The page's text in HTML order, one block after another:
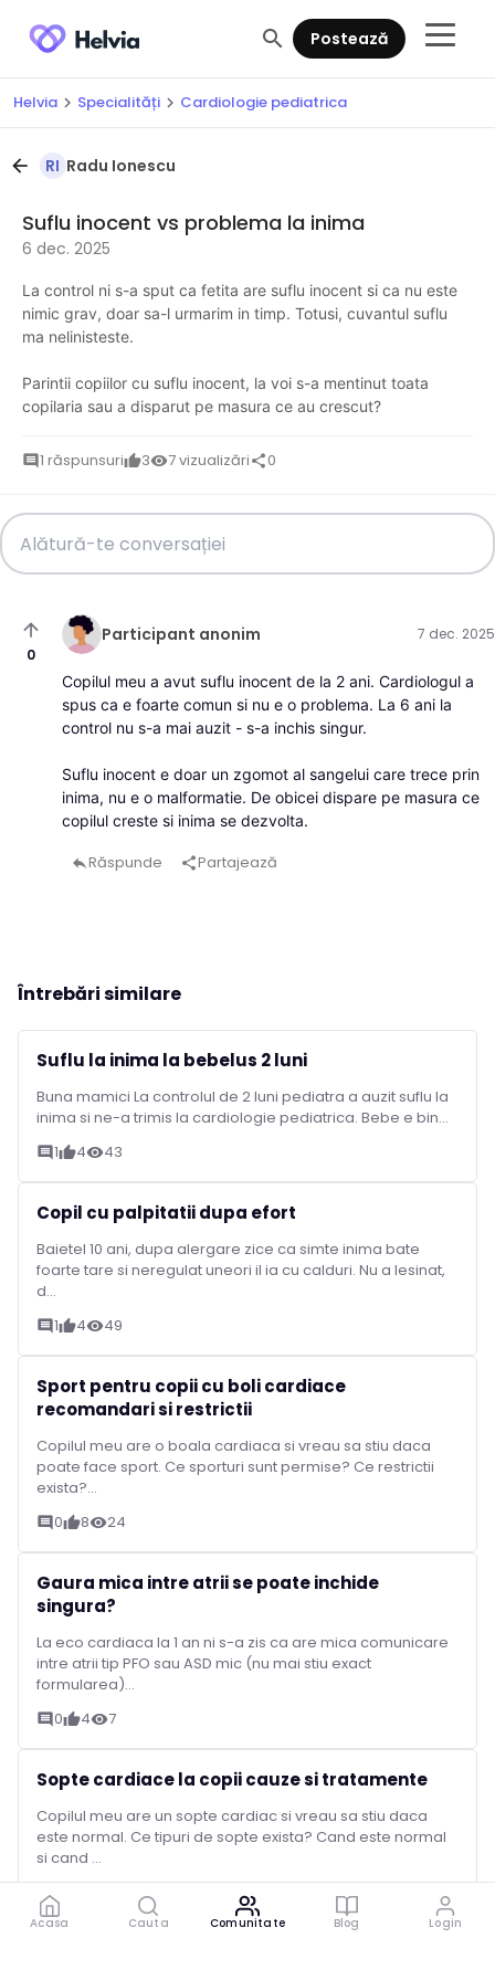
search Postează
Helvia chevron_right Specialități chevron_right Cardiologie pediatrica
arrow_back RI Radu Ionescu
Suflu inocent vs problema la inima
6 dec. 2025
La control ni s-a sput ca fetita are suflu inocent si ca nu este
nimic grav, doar sa-l urmarim in timp. Totusi, cuvantul suflu
ma nelinisteste.
Parintii copiilor cu suflu inocent, la voi s-a mentinut toata
copilaria sau a disparut pe masura ce au crescut?
comment 1 răspunsurithumb_up3visibility7 vizualizărishare0
arrow_upward
0
Participant anonim 7 dec. 2025
Copilul meu a avut suflu inocent de la 2 ani. Cardiologul a
spus ca e foarte comun si nu e o problema. La 6 ani la
control nu s-a mai auzit - s-a inchis singur.
Suflu inocent e doar un zgomot al sangelui care trece prin
inima, nu e o malformatie. De obicei dispare pe masura ce
copilul creste si inima se dezvolta.
replyRăspunde sharePartajează
Întrebări similare
Suflu la inima la bebelus 2 luni
Buna mamici La controlul de 2 luni pediatra a auzit suflu la
inima si ne-a trimis la cardiologie pediatrica. Bebe e bin...
comment 1thumb_up4visibility43
Copil cu palpitatii dupa efort
Baietel 10 ani, dupa alergare zice ca simte inima bate
foarte tare si neregulat uneori il ia cu calduri. Nu a lesinat,
d...
comment 1thumb_up4visibility49
Sport pentru copii cu boli cardiace
recomandari si restrictii
Copilul meu are o boala cardiaca si vreau sa stiu daca
poate face sport. Ce sporturi sunt permise? Ce restrictii
exista?...
comment 0thumb_up8visibility24
Gaura mica intre atrii se poate inchide
singura?
La eco cardiaca la 1 an ni s-a zis ca are mica comunicare
intre atrii tip PFO sau ASD mic (nu mai stiu exact
formularea)...
comment 0thumb_up4visibility7
Sopte cardiace la copii cauze si tratamente
Copilul meu are un sopte cardiac si vreau sa stiu daca
este normal. Ce tipuri de sopte exista? Cand este normal
si cand ...
comment
Acasa Cauta Comunitate Blog Login